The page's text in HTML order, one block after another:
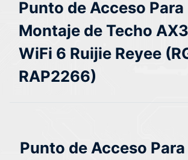
Punto de Acceso Para
Montaje de Techo
WiFi 6 Ruijie Reyee
RAP2266)
Punto de Acceso